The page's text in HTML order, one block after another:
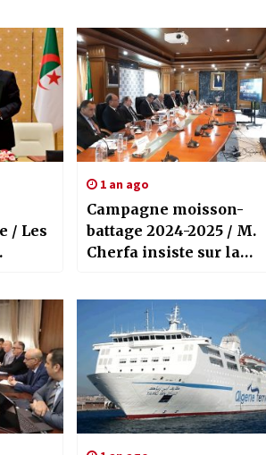
/ Les
de la
1 an ago
Campagne moisson-
battage 2024-2025 / M.
Cherfa insiste sur la